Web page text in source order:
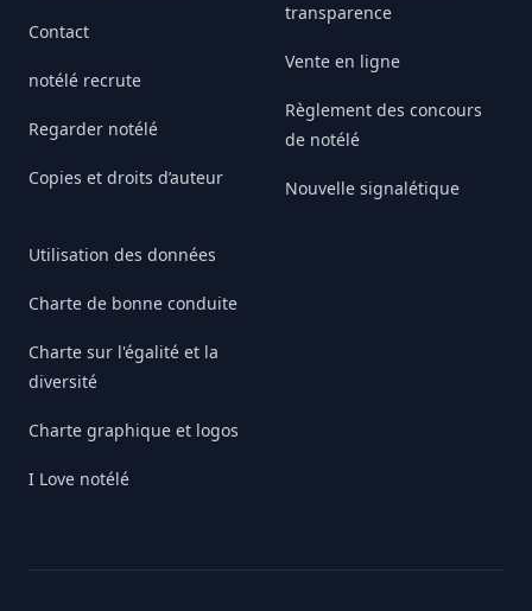
Contact
notélé recrute
Regarder notélé
Copies et droits d’auteur
Utilisation des données
Charte de bonne conduite
Charte sur l'égalité et la
diversité
Charte graphique et logos
I Love notélé
transparence
Vente en ligne
Règlement des concours
de notélé
Nouvelle signalétique